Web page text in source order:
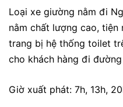
Loại xe giường nằm đi
nằm chất lượng cao, tiện
trang bị hệ thống toilet
cho khách hàng đi
Giờ xuất phát: 7h, 13h,